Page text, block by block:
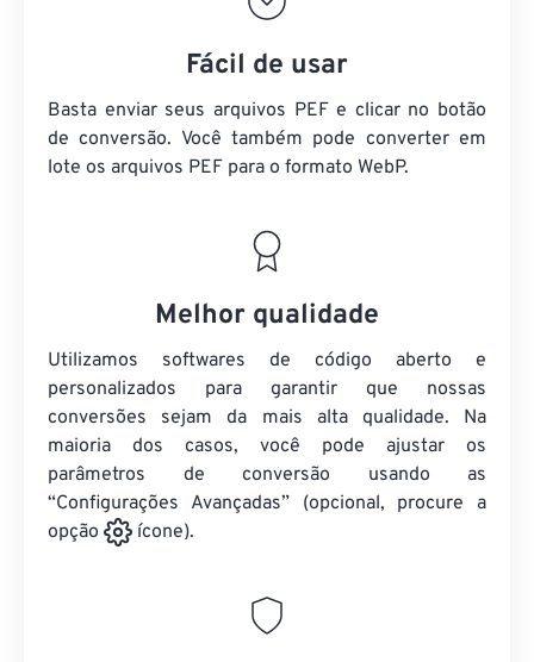
Fácil de usar
Basta enviar seus arquivos PEF e clicar no botão
de conversão. Você também pode converter em
lote os arquivos PEF para o formato WebP.
Melhor qualidade
Utilizamos softwares de código aberto e
personalizados para garantir que nossas
conversões sejam da mais alta qualidade. Na
maioria dos casos, você pode ajustar os
parâmetros de conversão usando as
“Configurações Avançadas” (opcional, procure a
opção
ícone).